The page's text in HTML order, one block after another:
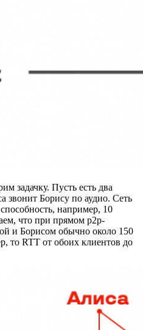
задачку. Пусть есть два
звонит Борису по аудио. Сеть
например, 10
что при прямом p2p-
и Борисом обычно около 150
то RTT от обоих клиентов до